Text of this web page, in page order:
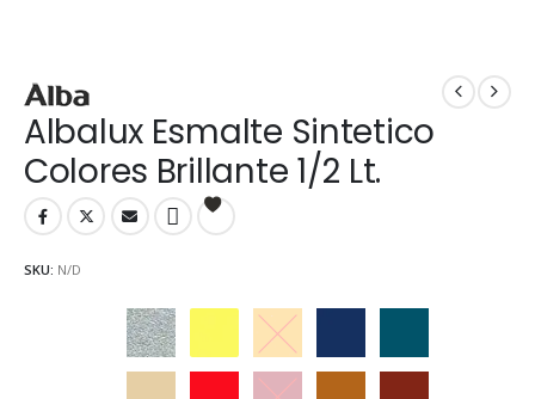
Albalux Esmalte Sintetico
Colores Brillante 1/2 Lt.
SKU: N/D
Aluminio Amarillo Amarillo Mediano